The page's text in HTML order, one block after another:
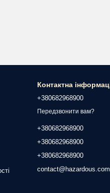
Контактна
+380682968900
Передзвонити вам?
+380682968900
+380682968900
+380682968900